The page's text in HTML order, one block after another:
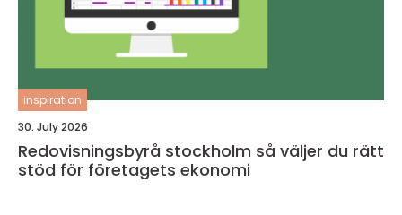
inspiration
30. July 2026
Redovisningsbyrå stockholm så väljer du rätt
stöd för företagets ekonomi